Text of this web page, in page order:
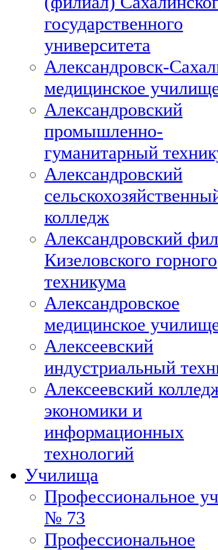
государственного
университета
Александровск-
медицинское
Александровский
промышленно-
гуманитарный
Александровский
колледж
Александровский
Кизеловского горного
техникума
Александровское
медицинское
Алексеевский
индустриальный
Алексеевский
экономики и
информационных
технологий
Училища
Профессиональное
№ 73
Профессиональное